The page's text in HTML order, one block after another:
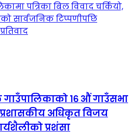
पत्रिका बिल विवाद चर्कियो,
सार्वजनिक टिप्पणीपछि
१६ औं गाउँसभा
अधिकृत विजय
प्रशंसा